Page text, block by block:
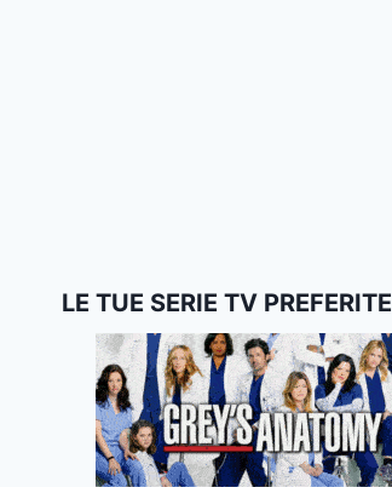
LE TUE SERIE TV PREFERITE